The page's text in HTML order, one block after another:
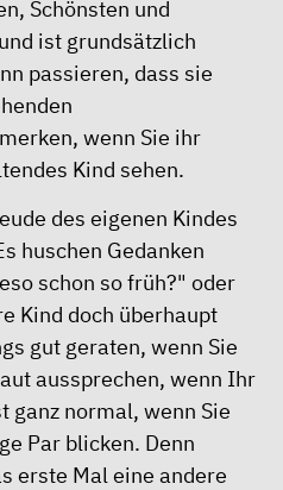
Schönsten und
ist grundsätzlich
passieren, dass sie
wenn Sie ihr
Kind sehen.
des eigenen Kindes
huschen Gedanken
schon so früh?" oder
Kind doch überhaupt
gut geraten, wenn Sie
aussprechen, wenn Ihr
ganz normal, wenn Sie
Par blicken. Denn
erste Mal eine andere